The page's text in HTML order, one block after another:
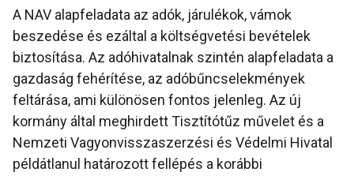
A NAV alapfeladata az adók, járulékok, vámok
beszedése és ezáltal a költségvetési bevételek
biztosítása. Az adóhivatalnak szintén alapfeladata a
gazdaság fehérítése, az adóbűncselekmények
feltárása, ami különösen fontos jelenleg. Az új
kormány által meghirdett Tisztítótűz művelet és a
Nemzeti Vagyonvisszaszerzési és Védelmi Hivatal
példátlanul határozott fellépés a korábbi